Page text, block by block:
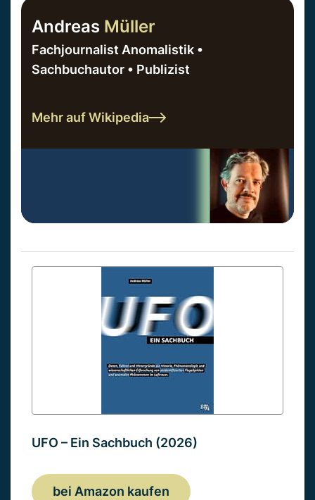
Andreas Müller
Fachjournalist Anomalistik •
Sachbuchautor • Publizist
Mehr auf Wikipedia
UFO – Ein Sachbuch (2026)
bei Amazon kaufen